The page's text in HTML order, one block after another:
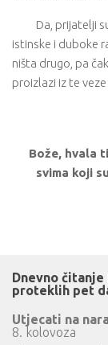
Da, prijatelji
istinske i duboke
ništa drugo, pa
proizlazi iz te
Bože, hvala
svima koji
Dnevno
proteklih pet
Utjecati na
8. kolovoza